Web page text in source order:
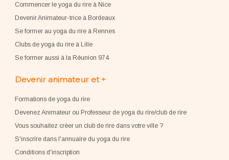
Commencer le yoga du rire à Nice
Devenir Animateur-trice à Bordeaux
Se former au yoga du rire à Rennes
Clubs de yoga du rire à Lille
Se former aussi à la Réunion 974
Devenir animateur et +
Formations de yoga du rire
Devenez Animateur ou Professeur de yoga du rire/club de rire
Vous souhaitez créer un club de rire dans votre ville ?
S'inscrire dans l'annuaire du yoga du rire
Conditions d'inscription